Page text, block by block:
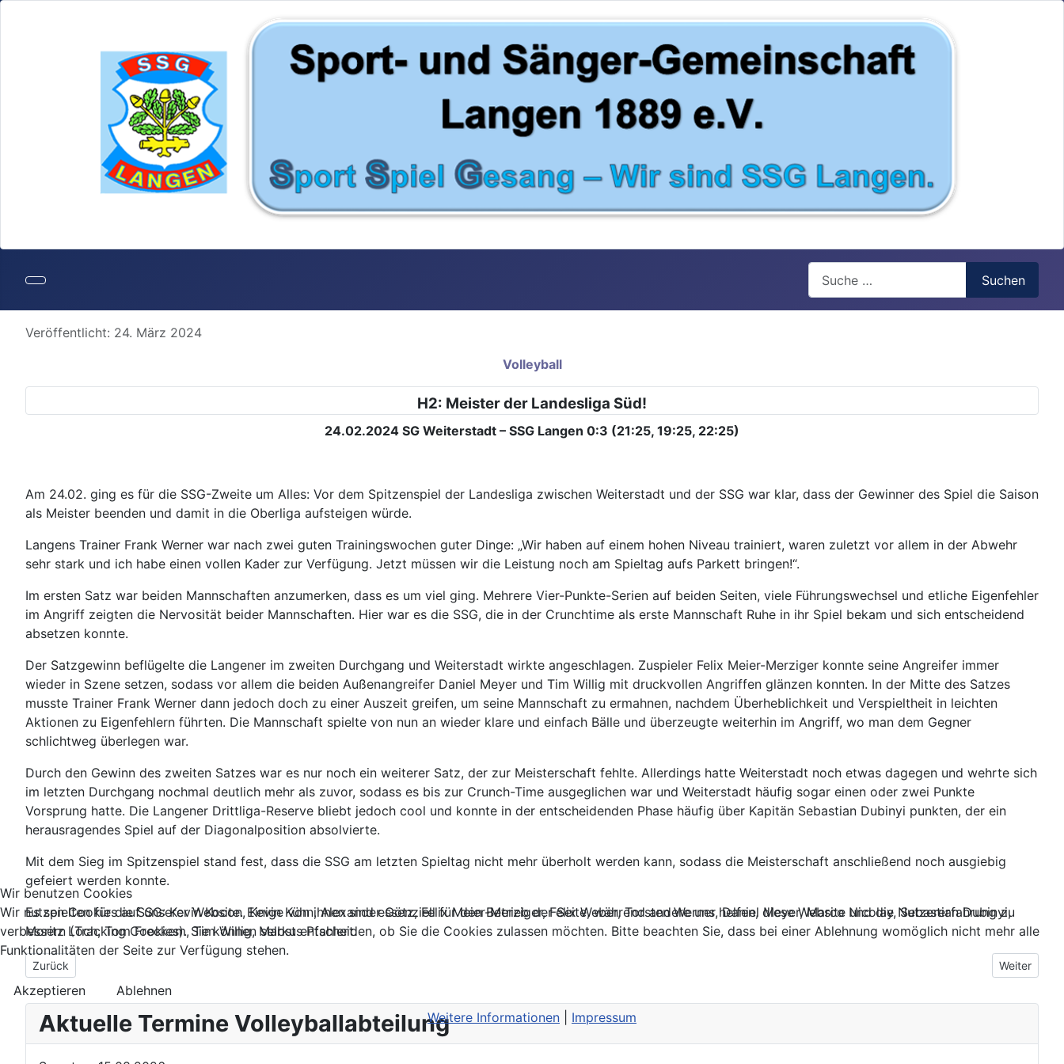
Suchen
Details
Veröffentlicht: 24. März 2024
Volleyball
H2: Meister der Landesliga Süd!
24.02.2024 SG Weiterstadt – SSG Langen 0:3 (21:25, 19:25, 22:25)
Am 24.02. ging es für die SSG-Zweite um Alles: Vor dem Spitzenspiel der Landesliga zwischen Weiterstadt und der SSG war klar, dass der Gewinner des Spiel die Saison
als Meister beenden und damit in die Oberliga aufsteigen würde.
Langens Trainer Frank Werner war nach zwei guten Trainingswochen guter Dinge: „Wir haben auf einem hohen Niveau trainiert, waren zuletzt vor allem in der Abwehr
sehr stark und ich habe einen vollen Kader zur Verfügung. Jetzt müssen wir die Leistung noch am Spieltag aufs Parkett bringen!“.
Im ersten Satz war beiden Mannschaften anzumerken, dass es um viel ging. Mehrere Vier-Punkte-Serien auf beiden Seiten, viele Führungswechsel und etliche Eigenfehler
im Angriff zeigten die Nervosität beider Mannschaften. Hier war es die SSG, die in der Crunchtime als erste Mannschaft Ruhe in ihr Spiel bekam und sich entscheidend
absetzen konnte.
Der Satzgewinn beflügelte die Langener im zweiten Durchgang und Weiterstadt wirkte angeschlagen. Zuspieler Felix Meier-Merziger konnte seine Angreifer immer
wieder in Szene setzen, sodass vor allem die beiden Außenangreifer Daniel Meyer und Tim Willig mit druckvollen Angriffen glänzen konnten. In der Mitte des Satzes
musste Trainer Frank Werner dann jedoch doch zu einer Auszeit greifen, um seine Mannschaft zu ermahnen, nachdem Überheblichkeit und Verspieltheit in leichten
Aktionen zu Eigenfehlern führten. Die Mannschaft spielte von nun an wieder klare und einfach Bälle und überzeugte weiterhin im Angriff, wo man dem Gegner
schlichtweg überlegen war.
Durch den Gewinn des zweiten Satzes war es nur noch ein weiterer Satz, der zur Meisterschaft fehlte. Allerdings hatte Weiterstadt noch etwas dagegen und wehrte sich
im letzten Durchgang nochmal deutlich mehr als zuvor, sodass es bis zur Crunch-Time ausgeglichen war und Weiterstadt häufig sogar einen oder zwei Punkte
Vorsprung hatte. Die Langener Drittliga-Reserve bliebt jedoch cool und konnte in der entscheidenden Phase häufig über Kapitän Sebastian Dubinyi punkten, der ein
herausragendes Spiel auf der Diagonalposition absolvierte.
Mit dem Sieg im Spitzenspiel stand fest, dass die SSG am letzten Spieltag nicht mehr überholt werden kann, sodass die Meisterschaft anschließend noch ausgiebig
gefeiert werden konnte.
Es spielten für die SSG: Kevin Kocon, Kevin Kühn, Alexander Götz, Felix Meier-Merziger, Felix Weber, Torsten Werner, Daniel Meyer, Marco Nicolay, Sebastian Dubinyi,
Moritz Loch, Tom Freckem, Tim Willig, Markus Pfahlert.
Vorheriger Beitrag: Volleyball-Junicamp 2024
Zurück Nächster
Weiter
Aktuelle Termine Volleyballabteilung
Wir benutzen Cookies
Wir nutzen Cookies auf unserer Website. Einige von ihnen sind essenziell für den Betrieb der Seite, während andere uns helfen, diese Website und die Nutzererfahrung zu
verbessern (Tracking Cookies). Sie können selbst entscheiden, ob Sie die Cookies zulassen möchten. Bitte beachten Sie, dass bei einer Ablehnung womöglich nicht mehr alle
Funktionalitäten der Seite zur Verfügung stehen.
Akzeptieren
Ablehnen
Weitere Informationen
Impressum